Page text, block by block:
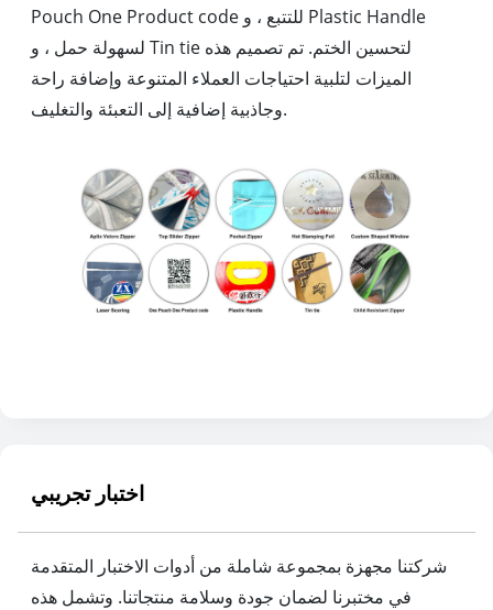
Pouch One Product code للتتبع ، و Plastic Handle
لسهولة حمل ، و Tin tie لتحسين الختم. تم تصميم هذه
الميزات لتلبية احتياجات العملاء المتنوعة وإضافة راحة
وجاذبية إضافية إلى التعبئة والتغليف.
اختبار تجريبي
شركتنا مجهزة بمجموعة شاملة من أدوات الاختبار المتقدمة
في مختبرنا لضمان جودة وسلامة منتجاتنا. وتشمل هذه